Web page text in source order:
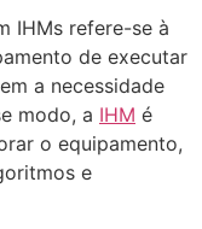
IHMs refere-se à
de executar
a necessidade
modo, a IHM é
o equipamento,
e